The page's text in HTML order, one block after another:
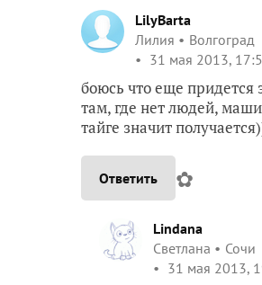
LilyBarta
Лилия
Волгоград
31 мая 2013,
боюсь что еще придется
там, где нет людей,
тайге значит
Ответить ✿
Lindana
Светлана
Сочи
31 мая 2013,